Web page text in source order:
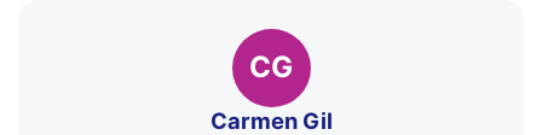
CG
Carmen Gil